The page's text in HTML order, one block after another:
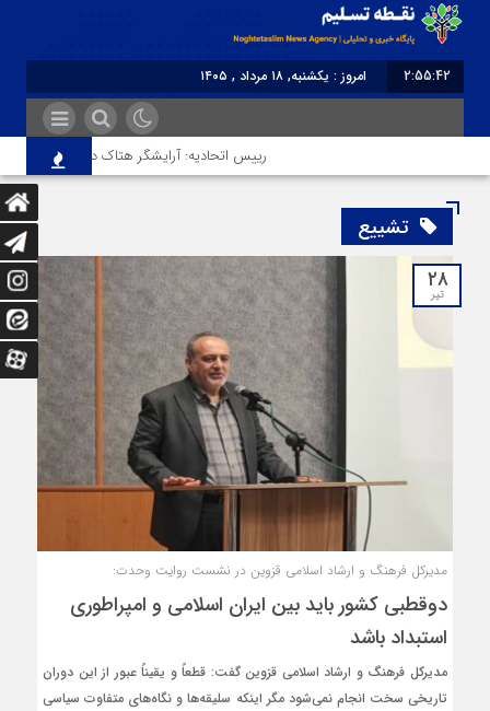
2:55:43
امروز : یکشنبه, ۱۸ مرداد , ۱۴۰۵
رییس اتحادیه: آرایشگر هتاک در قزوین عضو اتحادیه
تشییع
۲۸
تیر
مدیرکل فرهنگ و ارشاد اسلامی قزوین در نشست روایت وحدت:
دوقطبی کشور باید بین ایران اسلامی و امپراطوری‌
استبداد باشد
مدیرکل فرهنگ و ارشاد اسلامی قزوین گفت: قطعاً و یقیناً عبور از این دوران
تاریخی سخت انجام نمی‌شود مگر اینکه سلیقه‌ها و نگاه‌های متفاوت سیاسی